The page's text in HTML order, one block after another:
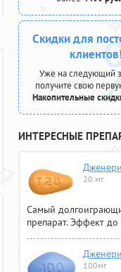
Скидки для
клиентов!
Уже на следующий
получите свою
Накопительные
ИНТЕРЕСНЫЕ
20 мг
Самый
препарат. Эффект до
100мг